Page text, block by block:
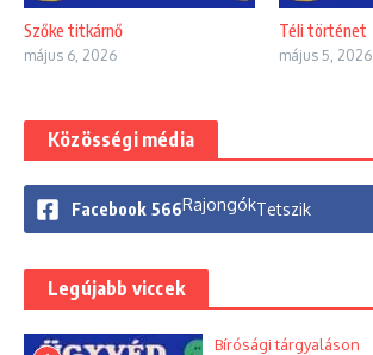
Szőke titkárnő
május 6, 2026
Téli történet
május 5, 2026
Közösségi média
Facebook 566RajongókTetszik
Legújabb viccek
Bírósági tárgyaláson